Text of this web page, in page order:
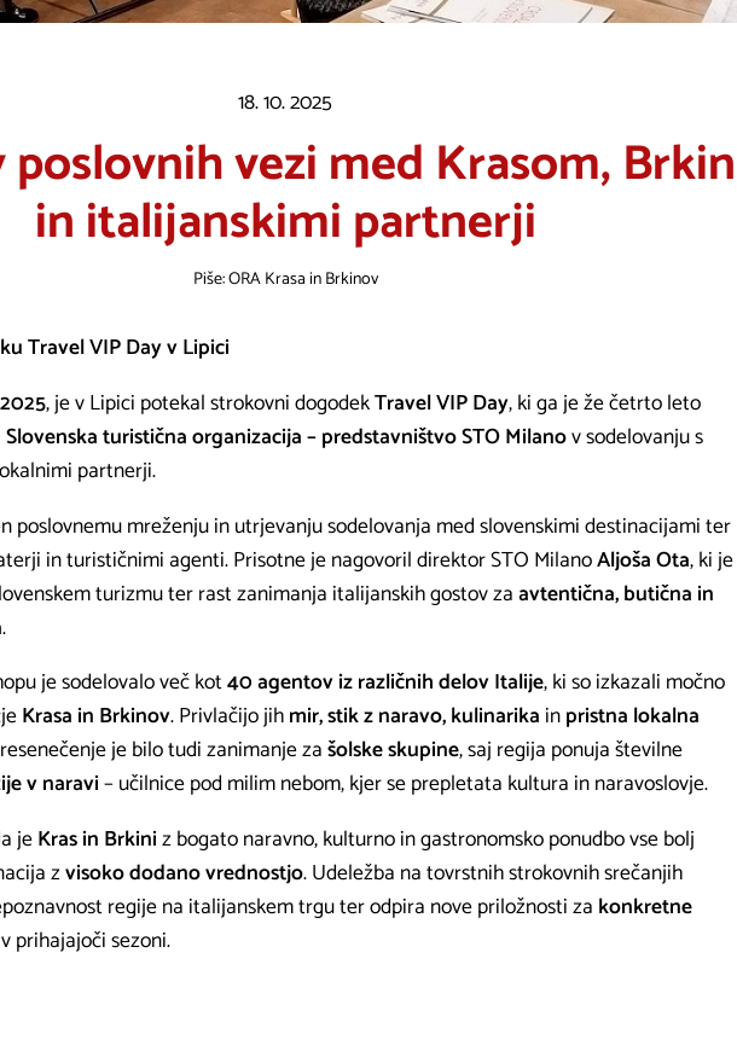
18. 10. 2025
vezi med Krasom,
in italijanskimi partnerji
Piše: ORA Krasa in Brkinov
Travel VIP Day v Lipici
, je v Lipici potekal strokovni dogodekTravel VIP Day, ki ga je že četrto leto
Slovenska turistična organizacija – predstavništvo STO Milanov sodelovanju s
partnerji.
poslovnemu mreženju in utrjevanju sodelovanja med slovenskimi destinacijami ter
in turističnimi agenti. Prisotne je nagovoril direktor STO MilanoAljoša Ota, ki je
turizmu ter rast zanimanja italijanskih gostov zaavtentična, butična in
.
je sodelovalo več kot40 agentov iz različnih delov Italije, ki so izkazali močno
Krasa in Brkinov. Privlačijo jihmir, stik z naravo, kulinarika inpristna lokalna
je bilo tudi zanimanje zašolske skupine, saj regija ponuja številne
v naravi– učilnice pod milim nebom, kjer se prepletata kultura in naravoslovje.
jeKras in Brkiniz bogato naravno, kulturno in gastronomsko ponudbo vse bolj
zvisoko dodano vrednostjo. Udeležba na tovrstnih strokovnih srečanjih
regije na italijanskem trgu ter odpira nove priložnosti za konkretne
v prihajajoči sezoni.